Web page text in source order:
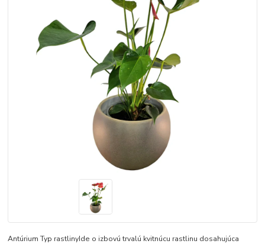
Antúrium Typ rastlinyIde o izbovú trvalú kvitnúcu rastlinu dosahujúca